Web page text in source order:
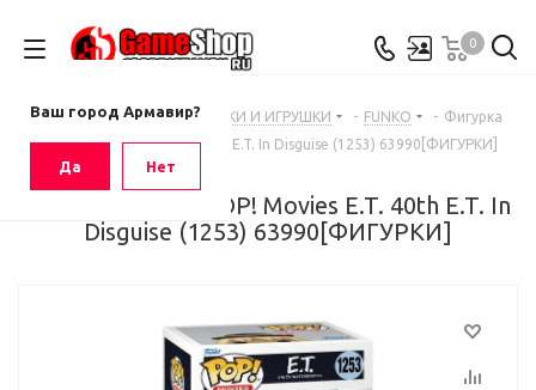
Ваш город Армавир?
Да Нет
0
Главная - Каталог - ФИГУРКИ И ИГРУШКИ - FUNKO - Фигурка
Funko POP! Movies E.T. 40th E.T. In Disguise (1253) 63990[ФИГУРКИ]
Фигурка Funko POP! Movies E.T. 40th E.T. In
Disguise (1253) 63990[ФИГУРКИ]